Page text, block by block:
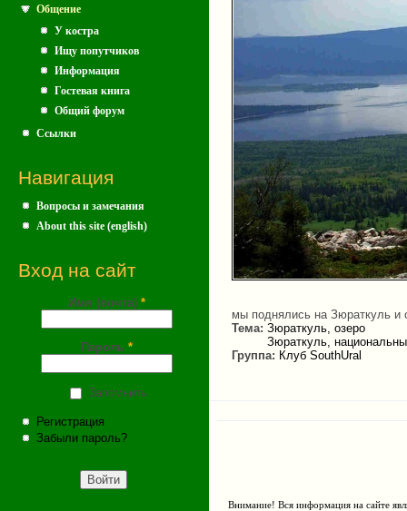
Общение
У костра
Ищу попутчиков
Информация
Гостевая книга
Общий форум
Ссылки
Навигация
Вопросы и замечания
About this site (english)
Вход на сайт
Имя (почта) *
Пароль *
Запомнить
Регистрация
Забыли пароль?
мы поднялись на Зюраткуль и
Тема: Зюраткуль, озеро
Зюраткуль,
Группа: Клуб SouthUral
Внимание! Вся информация на сайте